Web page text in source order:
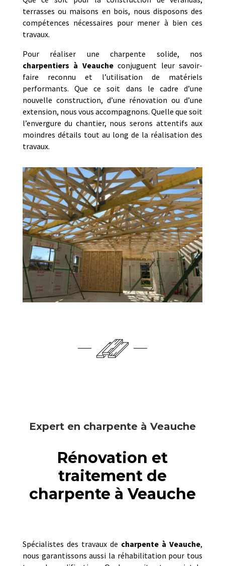
terrasses ou maisons en bois, nous disposons des
compétences nécessaires pour mener à bien ces
travaux.
Pour réaliser une charpente solide, nos
charpentiers à Veaucheconjuguent leur savoir-
faire reconnu et l’utilisation de matériels
performants. Que ce soit dans le cadre d’une
nouvelle construction, d’une rénovation ou d’une
extension, nous vous accompagnons. Quelle que soit
l’envergure du chantier, nous serons attentifs aux
moindres détails tout au long de la réalisation des
travaux.
Expert en charpente à Veauche
Rénovation et
traitement de
charpente à Veauche
Spécialistes des travaux de charpente à Veauche,
nous garantissons aussi la réhabilitation pour tous